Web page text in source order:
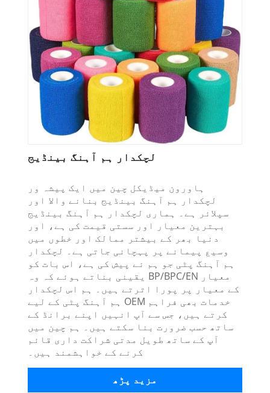
لچکدار ہم آہنگ بینڈیج
ہاورون میڈیکل چین میں ایک پیشہ ور
لچکدار ہم آہنگ بینڈیج بنانے والا اور
سپلائر ہے۔ ہماری لچکدار ہم آہنگ بینڈیج
بہترین معیار اور سستی قیمت کی ہے، اور
دنیا بھر کے بیشتر ممالک اور خطوں میں
وسیع پیمانے پر پہچانی جاتی ہے۔ لچکدار
ہم آہنگ پٹی جو ہم نے پیش کی ہے، اس بات کو
یقینی بناتے ہوئے کہ وہ BP/BPC/EN معیار
کے معیار پر پورا اترتے ہیں۔ ہم اس لچکدار
ہم آہنگ پٹی کے لیے OEM خدمات بھی فراہم
کرتے ہیں، جس سے آپ انہیں اپنے برانڈ کے
ساتھ حسب ضرورت بنا سکتے ہیں۔ ہم چین میں
آپ کے ساتھ طویل مدتی شراکت داری قائم
کرنے کے خواہشمند ہیں۔
مزید پڑھ